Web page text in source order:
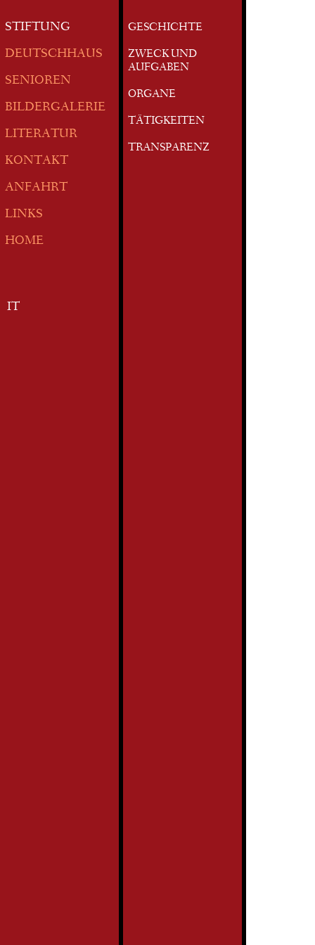
STIFTUNG
DEUTSCHHAUS
SENIOREN
BILDERGALERIE
LITERATUR
KONTAKT
ANFAHRT
LINKS
HOME
IT
GESCHICHTE
ZWECK UND
AUFGABEN
ORGANE
TÄTIGKEITEN
TRANSPARENZ